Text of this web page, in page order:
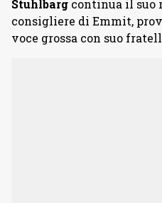
Stuhlbarg continua il suo
consigliere di Emmit,
voce grossa con suo